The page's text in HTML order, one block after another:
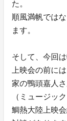
た。
順風満帆では
ます。
そして、今回
上映会の前に
家の鴨頭嘉人
（ミュージッ
鯛熱大陸上映